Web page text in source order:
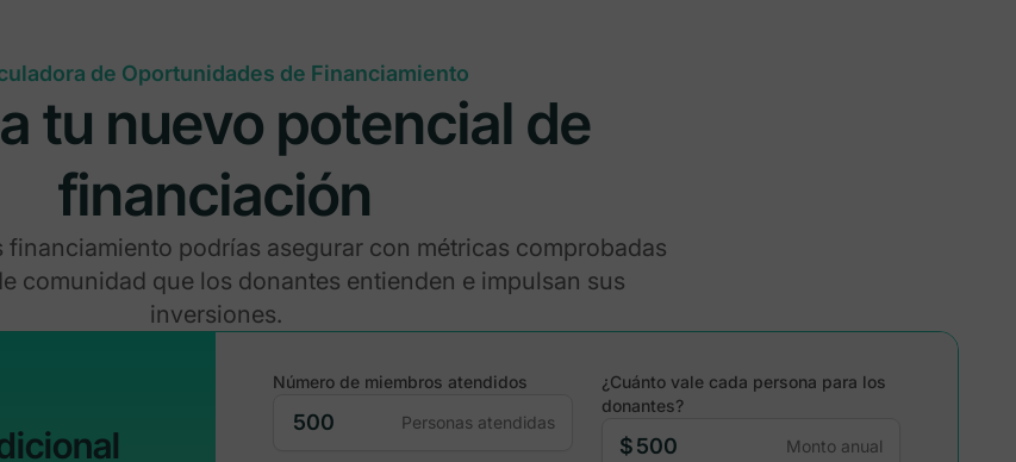
de Oportunidades de Financiamiento
tu nuevo potencial de
financiación
financiamiento podrías asegurar con métricas comprobadas
comunidad que los donantes entienden e impulsan sus
inversiones.
Número de miembros atendidos
Personas atendidas
¿Cuánto vale cada persona para los
donantes?
$ Monto anual